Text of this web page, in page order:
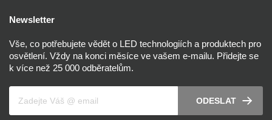
Newsletter
Vše, co potřebujete vědět o LED technologiích a produktech pro
osvětlení. Vždy na konci měsíce ve vašem e-mailu. Přidejte se
k více než 25 000 odběratelům.
ODESLAT